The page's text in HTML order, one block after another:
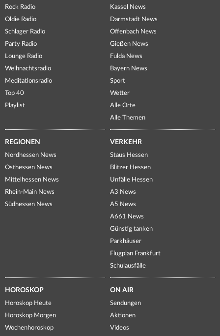
Rock Radio
Oldie Radio
Schlager Radio
Party Radio
Lounge Radio
Weihnachtsradio
Meditationsradio
Top 40
Playlist
Kassel News
Darmstadt News
Offenbach News
Gießen News
Fulda News
Bayern News
Sport
Wetter
Alle Orte
Alle Themen
REGIONEN
Nordhessen News
Osthessen News
Mittelhessen News
Rhein-Main News
Südhessen News
VERKEHR
Staus Hessen
Blitzer Hessen
Unfälle Hessen
A3 News
A5 News
A661 News
Günstig tanken
Parkhäuser
Flugplan Frankfurt
Schulausfälle
HOROSKOP
Horoskop Heute
Horoskop Morgen
Wochenhoroskop
ON AIR
Sendungen
Aktionen
Videos